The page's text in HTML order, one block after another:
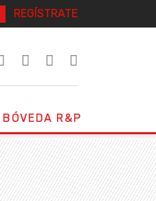
REGÍSTRATE
BÓVEDA R&P